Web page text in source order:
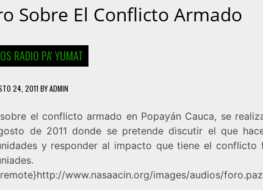
Sobre El Conflicto Armado
RADIO PA' YUMAT
24, 2011 BYADMIN
el conflicto armado en Popayán Cauca, se
de 2011 donde se pretende discutir el que
y responder al impacto que tiene el conflicto
www.nasaacin.org/images/audios/